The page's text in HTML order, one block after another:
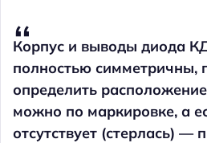
Корпус и выводы диода
полностью симметричны,
определить
можно по маркировке, а
отсутствует (стерлась) —